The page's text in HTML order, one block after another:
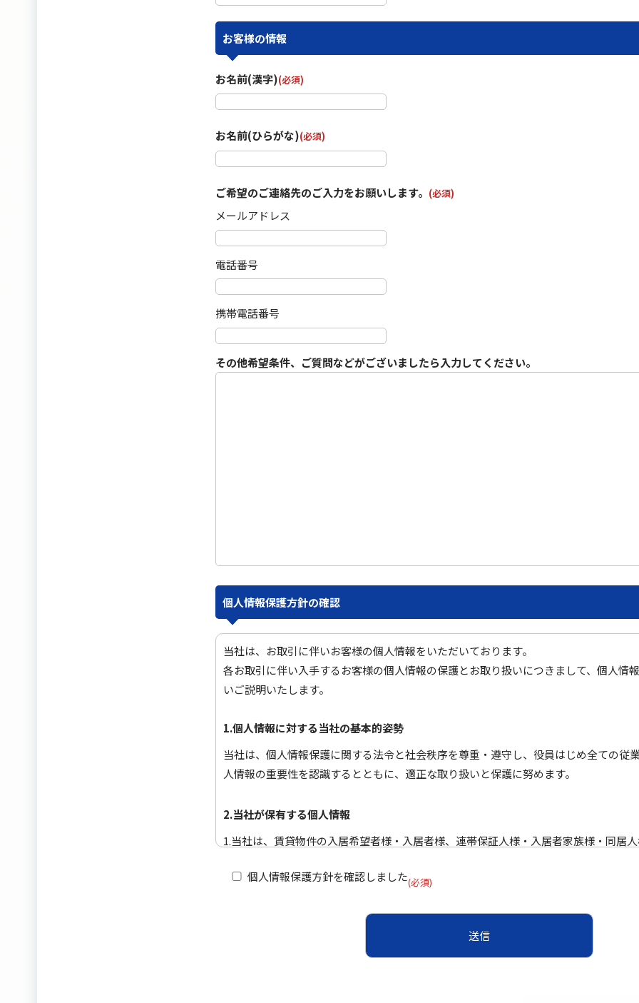
お客様の情報
お名前(漢字)(必須)
お名前(ひらがな)(必須)
ご希望のご連絡先のご入力をお願いします。 (必須)
メールアドレス
電話番号
携帯電話番号
その他希望条件、ご質問などがございましたら入力してください。
個人情報保護方針の確認
当社は、お取引に伴いお客様の個人情報をいただいております。
各お取引に伴い入手するお客様の個人情報の保護とお取り扱いにつきまして、個人情
いご説明いたします。
1.個人情報に対する当社の基本的姿勢
当社は、個人情報保護に関する法令と社会秩序を尊重・遵守し、役員はじめ全ての従
人情報の重要性を認識するとともに、適正な取り扱いと保護に努めます。
2.当社が保有する個人情報
1.当社は、賃貸物件の入居希望者様・入居者様、連帯保証人様・入居者家族様・同居
情報を有しています。
人情報は、来店受付票、入居申込書、賃貸契約書、連帯保証人確約書、重要事項説明
書、サブリース原契約書等に記された個人情報、契約の履行に伴い発生する入金情報
個人情報保護方針を確認しました(必須)